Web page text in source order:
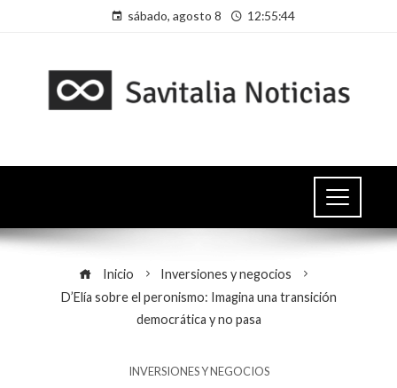
sábado, agosto 8 12:55:44
Inicio
Inversiones y negocios
D’Elía sobre el peronismo: Imagina una transición
democrática y no pasa
INVERSIONES Y NEGOCIOS